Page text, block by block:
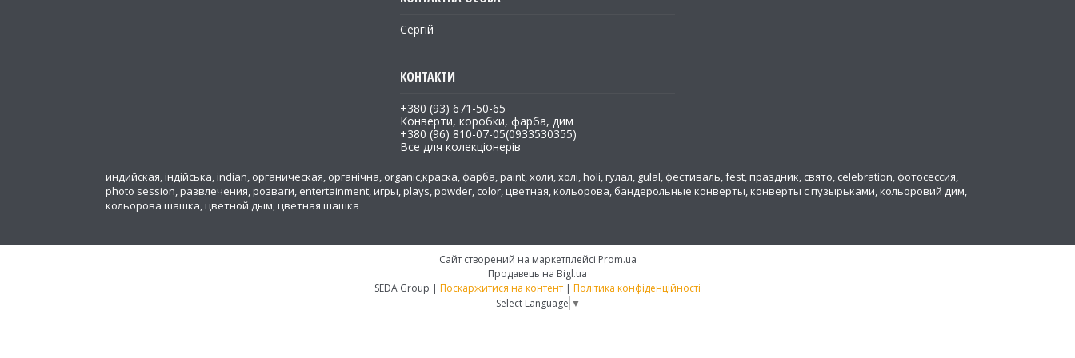
Сергій
+380 (93) 671-50-65
Конверти, коробки, фарба, дим
+380 (96) 810-07-05 0933530355
Все для колекціонерів
индийская, індійська, indian, органическая, органічна, organic,краска, фарба, paint, холи, холі, holi, гулал, gulal, фестиваль, fest, праздник, свято, celebration, фотосессия,
photo session, развлечения, розваги, entertainment, игры, plays, powder, color, цветная, кольорова, бандерольные конверты, конверты с пузырьками, кольоровий дим,
кольорова шашка, цветной дым, цветная шашка
Сайт створений на маркетплейсі Prom.ua
Продавець на Bigl.ua
SEDA Group | Поскаржитися на контент | Політика конфіденційності
Select Language ▼